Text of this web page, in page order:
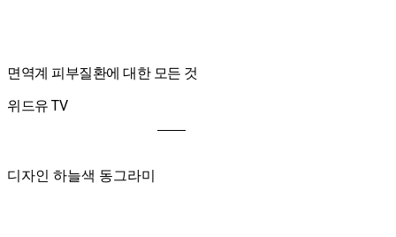
면역계 피부질환에 대한 모든 것
위드유 TV
디자인 하늘색 동그라미